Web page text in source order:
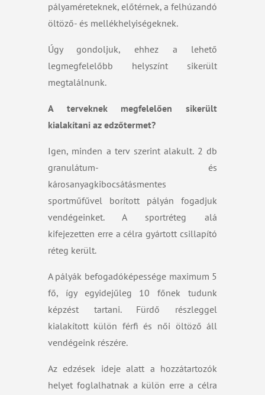
pályaméreteknek, előtérnek, a felhúzandó
öltöző- és mellékhelyiségeknek.
Úgy gondoljuk, ehhez a lehető
legmegfelelőbb helyszínt sikerült
megtalálnunk.
A terveknek megfelelően sikerült
kialakítani az edzőtermet?
Igen, minden a terv szerint alakult. 2 db
granulátum- és
károsanyagkibocsátásmentes
sportműfűvel borított pályán fogadjuk
vendégeinket. A sportréteg alá
kifejezetten erre a célra gyártott csillapító
réteg került.
A pályák befogadóképessége maximum 5
fő, így egyidejűleg 10 főnek tudunk
képzést tartani. Fürdő részleggel
kialakított külön férfi és női öltöző áll
vendégeink részére.
Az edzések ideje alatt a hozzátartozók
helyet foglalhatnak a külön erre a célra